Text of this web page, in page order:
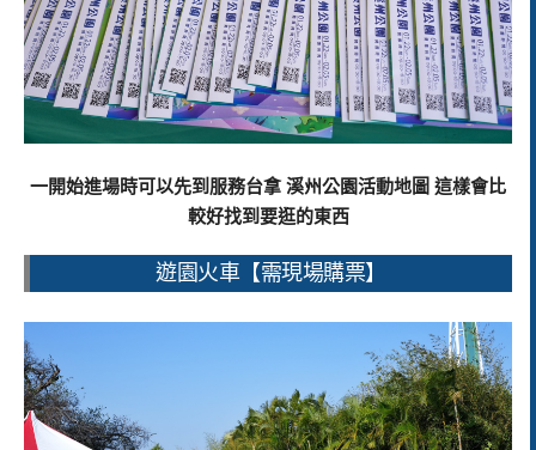
一開始進場時可以先到服務台拿 溪州公園活動地圖 這樣會比
較好找到要逛的東西
遊園火車【需現場購票】